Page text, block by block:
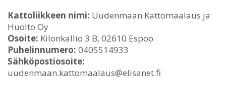
Kattoliikkeen nimi: Uudenmaan Kattomaalaus ja
Huolto Oy
Osoite: Kilonkallio 3 B, 02610 Espoo
Puhelinnumero: 0405514933
Sähköpostiosoite:
uudenmaan.kattomaalaus@elisanet.fi